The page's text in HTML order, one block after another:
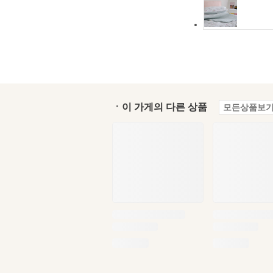
ㆍ이 가게의 다른 상품 모든상품보